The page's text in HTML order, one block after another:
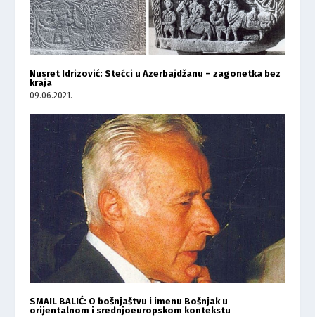
Nusret Idrizović: Stećci u Azerbajdžanu – zagonetka bez
kraja
09.06.2021.
SMAIL BALIĆ: O bošnjaštvu i imenu Bošnjak u
orijentalnom i srednjoeuropskom kontekstu